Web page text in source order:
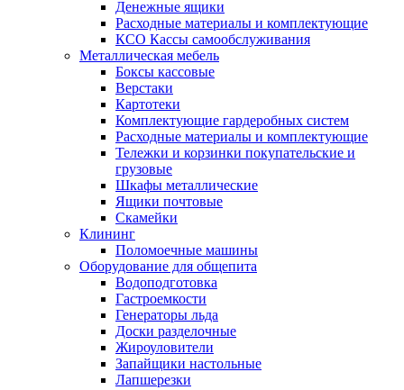
Денежные ящики
Расходные материалы и комплектующие
КСО Кассы самообслуживания
Металлическая мебель
Боксы кассовые
Верстаки
Картотеки
Комплектующие гардеробных систем
Расходные материалы и комплектующие
Тележки и корзинки покупательские и
грузовые
Шкафы металлические
Ящики почтовые
Скамейки
Клининг
Поломоечные машины
Оборудование для общепита
Водоподготовка
Гастроемкости
Генераторы льда
Доски разделочные
Жироуловители
Запайщики настольные
Лапшерезки